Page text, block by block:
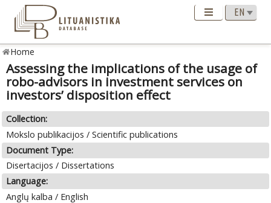
Home
Assessing the implications of the usage of
robo-advisors in investment services on
investors’ disposition effect
Collection:
Mokslo publikacijos / Scientific publications
Document Type:
Disertacijos / Dissertations
Language:
Anglų kalba / English